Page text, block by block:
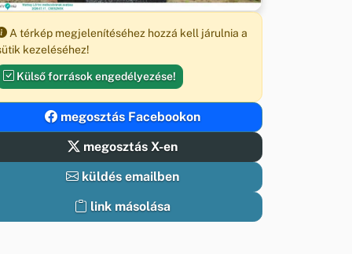
A térkép megjelenítéséhez hozzá kell járulnia a
kezeléséhez!
Külső források engedélyezése!
megosztás Facebookon
megosztás X-en
küldés emailben
link másolása